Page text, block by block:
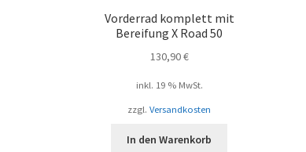
Vorderrad komplett mit
Bereifung X Road 50
130,90€
inkl. 19 % MwSt.
zzgl.Versandkosten
In den Warenkorb